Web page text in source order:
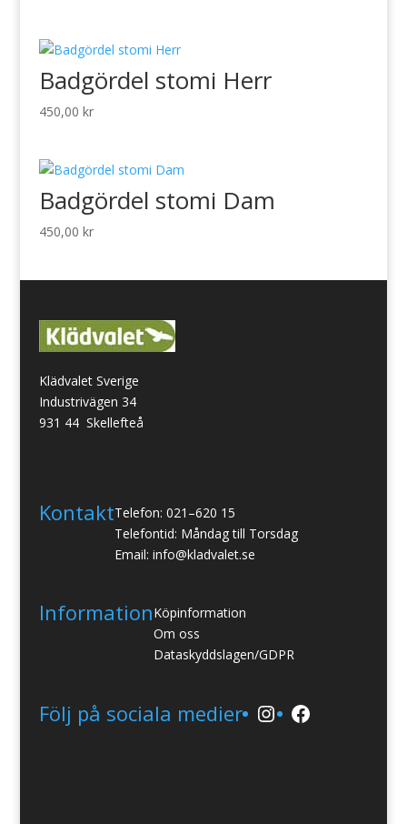
Badgördel stomi Herr
450,00 kr
Badgördel stomi Dam
450,00 kr
Klädvalet Sverige
Industrivägen 34
931 44 Skellefteå
KontaktTelefon: 021–620 15
Telefontid: Måndag till Torsdag
Email: info@kladvalet.se
InformationKöpinformation
Om oss
Dataskyddslagen/GDPR
Följ på sociala medier Instagram
Facebook